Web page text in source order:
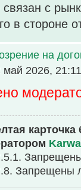
связан с
в стороне
на
май 2026, 21:11
карточка
Запрещены